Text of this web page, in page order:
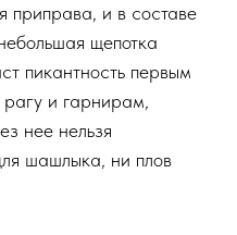
приправа, и в составе
щепотка
пикантность первым
и гарнирам,
нее нельзя
шашлыка, ни плов